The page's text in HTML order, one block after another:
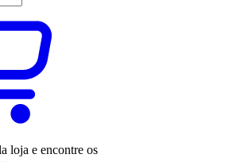
loja e encontre os